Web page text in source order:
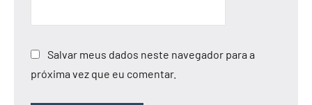
Salvar meus dados neste navegador para a
próxima vez que eu comentar.